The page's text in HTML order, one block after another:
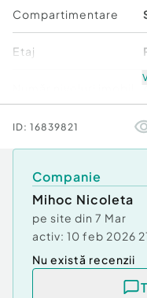
Confort:1
Tip imobil:
Număr Băi:
Compartimentare
Etaj
Stare
ID: 16839821
Companie
Mihoc Nicoleta
pe site din 7 Mar
activ: 10 feb 2026
Nu există recenzii